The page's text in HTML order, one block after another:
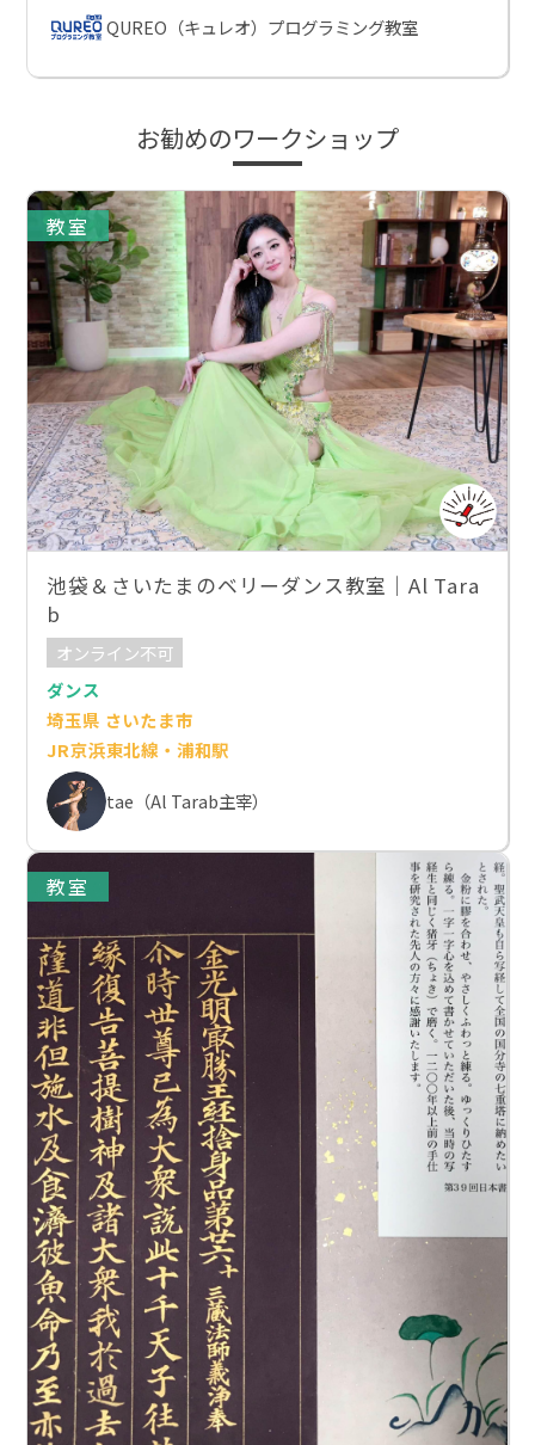
QUREO（キュレオ）プログラミング教室
お勧めのワークショップ
教室
池袋＆さいたまのベリーダンス教室｜Al Tara
b
オンライン不可
ダンス
埼玉県 さいたま市
JR京浜東北線・浦和駅
tae（Al Tarab主宰）
教室